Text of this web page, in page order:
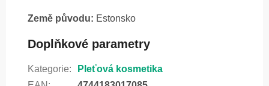
Země původu: Estonsko
Doplňkové parametry
Kategorie:
Pleťová kosmetika